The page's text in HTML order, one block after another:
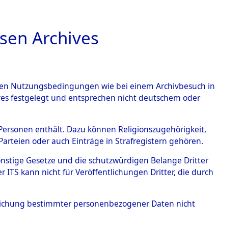
→0001
Archives
Nutzungsbedingungen wie bei einem Archivbesuch in
festgelegt und entsprechen nicht deutschem oder
enthält. Dazu können Religionszugehörigkeit,
oder auch Einträge in Strafregistern gehören.
Gesetze und die schutzwürdigen Belange Dritter
ITS kann nicht für Veröffentlichungen Dritter, die durch
bestimmter personenbezogener Daten nicht